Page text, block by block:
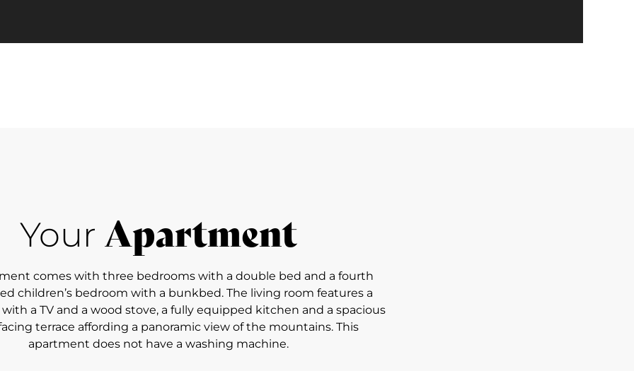
Your Apartment
comes with three bedrooms with a double bed and a fourth
children’s bedroom with a bunkbed. The living room features a
a TV and a wood stove, a fully equipped kitchen and a spacious
terrace affording a panoramic view of the mountains. This
apartment does not have a washing machine.